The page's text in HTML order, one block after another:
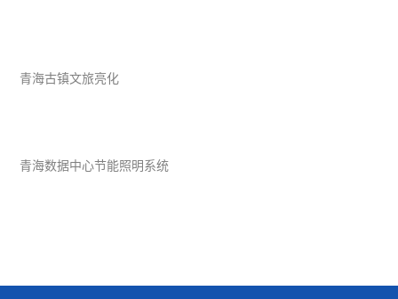
青海古镇文旅亮化
青海数据中心节能照明系统